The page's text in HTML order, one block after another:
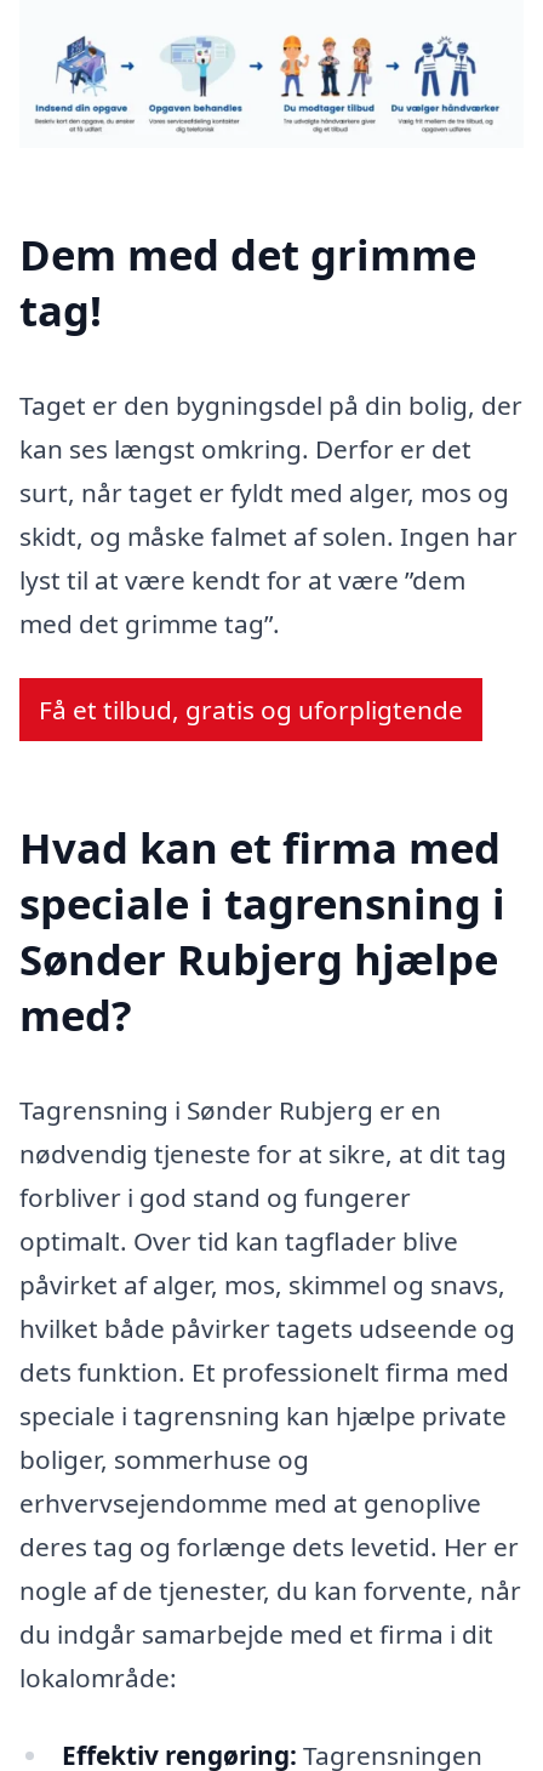
Dem med det grimme
tag!
Taget er den bygningsdel på din bolig, der
kan ses længst omkring. Derfor er det
surt, når taget er fyldt med alger, mos og
skidt, og måske falmet af solen. Ingen har
lyst til at være kendt for at være ”dem
med det grimme tag”.
Få et tilbud, gratis og uforpligtende
Hvad kan et firma med
speciale i tagrensning i
Sønder Rubjerg hjælpe
med?
Tagrensning i Sønder Rubjerg er en
nødvendig tjeneste for at sikre, at dit tag
forbliver i god stand og fungerer
optimalt. Over tid kan tagflader blive
påvirket af alger, mos, skimmel og snavs,
hvilket både påvirker tagets udseende og
dets funktion. Et professionelt firma med
speciale i tagrensning kan hjælpe private
boliger, sommerhuse og
erhvervsejendomme med at genoplive
deres tag og forlænge dets levetid. Her er
nogle af de tjenester, du kan forvente, når
du indgår samarbejde med et firma i dit
lokalområde:
Effektiv rengøring: Tagrensningen